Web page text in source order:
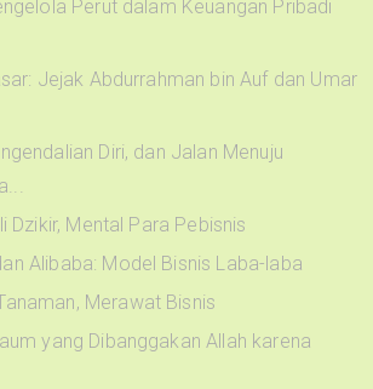
Perut dalam Keuangan Pribadi
Jejak Abdurrahman bin Auf dan Umar
Diri, dan Jalan Menuju
Dzikir, Mental Para Pebisnis
Alibaba: Model Bisnis Laba-laba
Merawat Bisnis
yang Dibanggakan Allah karena